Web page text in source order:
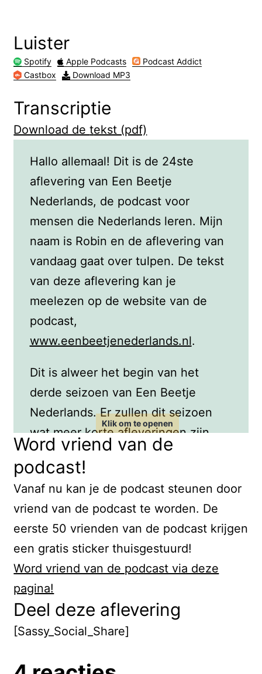
Luister
Spotify Apple Podcasts
Podcast Addict
Castbox
Download MP3
Transcriptie
Download detekst (pdf)
Hallo allemaal! Dit is de 24ste
aflevering van Een Beetje
Nederlands, de podcast voor
mensen die Nederlands leren. Mijn
naam is Robin en de aflevering van
vandaag gaat over tulpen. De tekst
van deze aflevering kan je
meelezen op de website van de
podcast,
www.eenbeetjenederlands.nl.
Dit is alweer het begin van het
derde seizoen van Een Beetje
Nederlands. Er zullen dit seizoen
wat meer korte afleveringen zijn,
van rond de 5 minuten. Dat worden
speciale afleveringen, maar daar
hoor je volgende week meer over.
Deze aflevering is nog gewoon een
normale aflevering.
Deze podcast wordt gesteund door
de Vrienden van de Podcast.
Bedankt aan alle donateurs die de
afgelopen tijd hebben bijgedragen!
podcast maken. Wil je ook Vriend
Word vriend van de
podcast!
Vanaf nu kan je de podcast steunen door
vriend van de podcast te worden. De
eerste 50 vrienden van de podcast krijgen
een gratis sticker thuisgestuurd!
Word vriend van de podcast via deze
pagina!
Deel deze aflevering
[Sassy_Social_Share]